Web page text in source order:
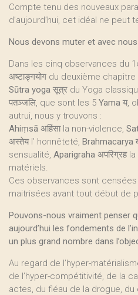
Compte tenu des nouveaux
d’aujourd’hui, cet idéal ne peut
Nous devons muter et avec
Dans les cinq observances du
अष्टाङ्गयोग du deuxième chapitre
Sūtra yoga सूत्र du Yoga
पतञ्जलि, que sont les 5 Yama य,
autrui, nous y trouvons :
Ahiṃsā अहिंसा la non-violence,
अस्तेय l’ honnêteté, Brahmacarya
sensualité, Aparigraha अपरिग्रह
matériels.
Ces observances sont
maitrisées avant tout début de
Pouvons-nous vraiment penser
aujourd’hui les fondements de
un plus grand nombre dans
Au regard de l’hyper-
de l’hyper-compétitivité, de la
actes, du fléau de la drogue,